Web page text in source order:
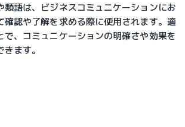
類語は、ビジネスコミュニケーションにお
確認や了解を求める際に使用されます。適
で、コミュニケーションの明確さや効果を
ます。